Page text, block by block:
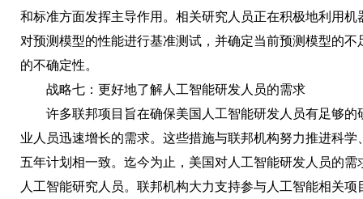
和标准方面发挥主导作用。相关研究人员正在积极地利用
对预测模型的性能进行基准测试，并确定当前预测模型的
的不确定性。
战略七：更好地了解人工智能研发人员的需求
许多联邦项目旨在确保美国人工智能研发人员有足够的
业人员迅速增长的需求。这些措施与联邦机构努力推进科
五年计划相一致。迄今为止，美国对人工智能研发人员的
人工智能研究人员。联邦机构大力支持参与人工智能相关